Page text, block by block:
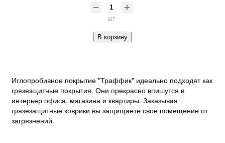
шт
В корзину
Иглопробивное покрытие "Траффик" идеально подходят как
грязезщитные покрытия. Они прекрасно впишутся в
интерьер офиса, магазина и квартиры. Заказывая
грязезащитные коврики вы защищаете свое помещение от
загрязнений.